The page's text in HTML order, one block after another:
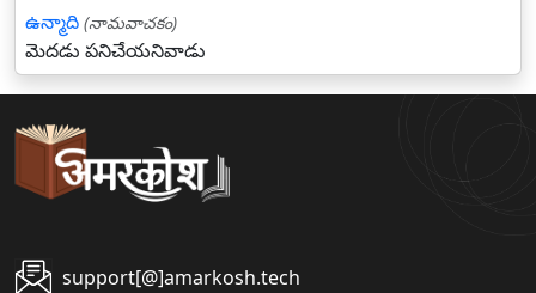
ఉన్మాది (నామవాచకం)
మెదడు పనిచేయనివాడు
support[@]amarkosh.tech